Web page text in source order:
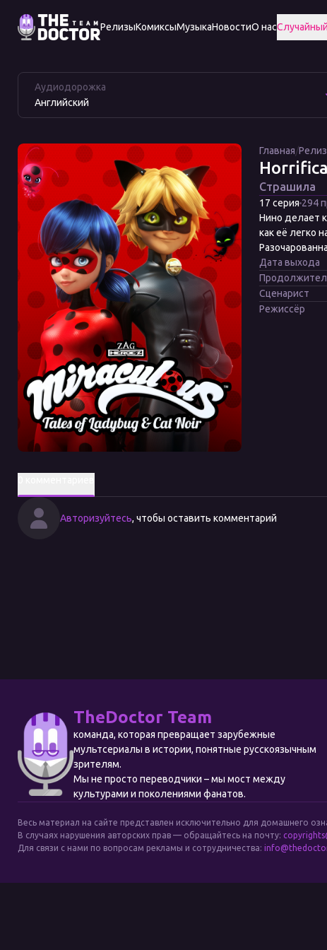
РелизыКомиксыМузыкаНовостиО нас
Horrificator
Аудиодорожка
Английский
Главная/
Страшила
17 серия 294
Нино делает
как её легко
Дата выхода
Сценарист
Режиссёр
Авторизуйтесь, чтобы оставить комментарий
TheDoctor Team
команда, которая превращает зарубежные
мультсериалы в истории, понятные русскоязычным
зрителям.
Мы не просто переводчики – мы мост между
культурами и поколениями фанатов.
Весь материал на сайте представлен исключительно для домашнего
В случаях нарушения авторских прав — обращайтесь на почту:
Для связи с нами по вопросам рекламы и сотрудничества: